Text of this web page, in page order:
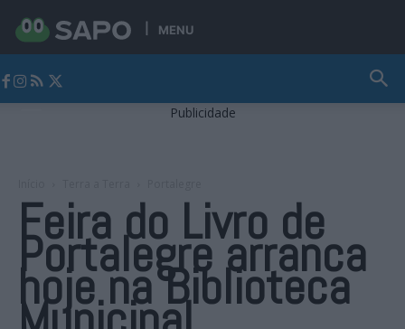
MENU
Publicidade
Feira do Livro de
Portalegre arranca
hoje na Biblioteca